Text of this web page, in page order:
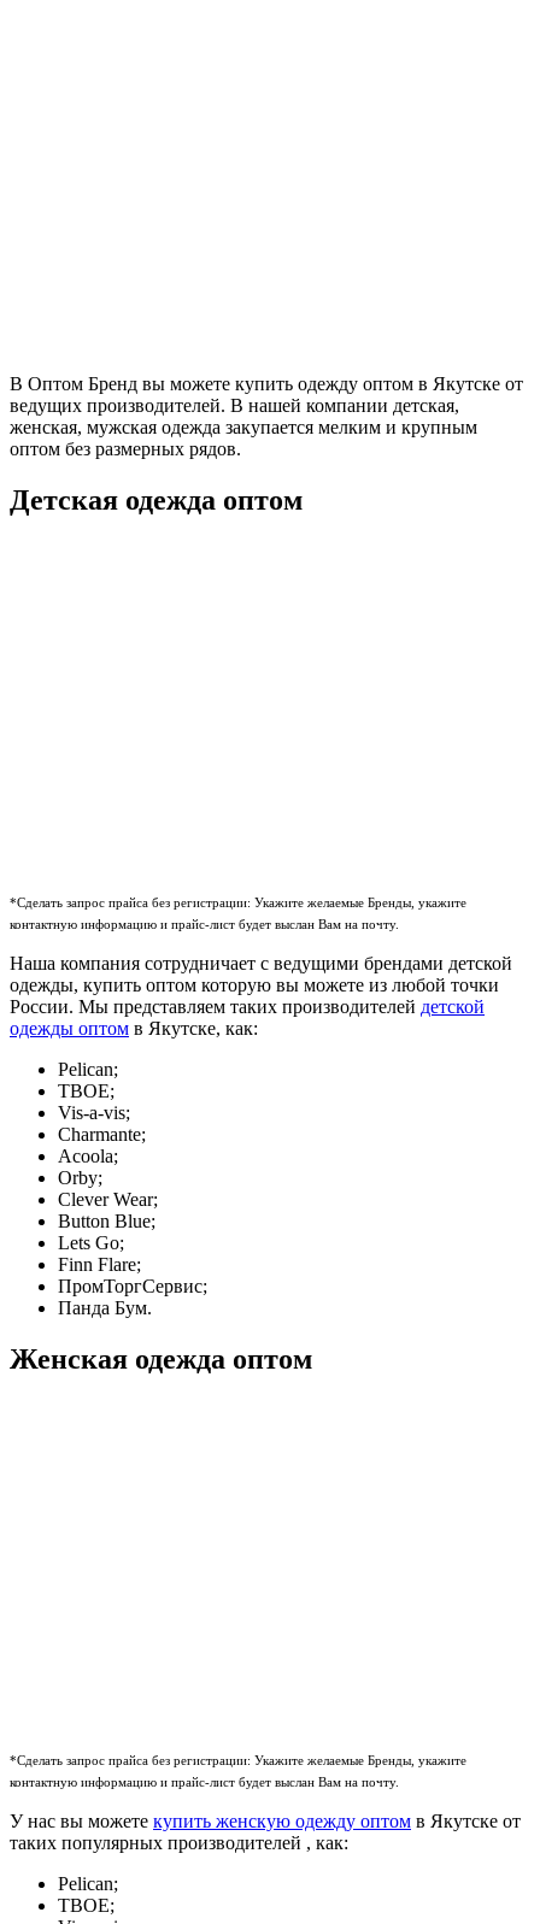
В Оптом Бренд вы можете купить одежду оптом в Якутске от
ведущих производителей. В нашей компании детская,
женская, мужская одежда закупается мелким и крупным
оптом без размерных рядов.
Детская одежда оптом
*Сделать запрос прайса без регистрации: Укажите желаемые Бренды, укажите
контактную информацию и прайс-лист будет выслан Вам на почту.
Наша компания сотрудничает с ведущими брендами детской
одежды, купить оптом которую вы можете из любой точки
России. Мы представляем таких производителей детской
одежды оптом в Якутске, как:
Pelican;
ТВОЕ;
Vis-a-vis;
Charmante;
Acoola;
Orby;
Clever Wear;
Button Blue;
Lets Go;
Finn Flare;
ПромТоргСервис;
Панда Бум.
Женская одежда оптом
*Сделать запрос прайса без регистрации: Укажите желаемые Бренды, укажите
контактную информацию и прайс-лист будет выслан Вам на почту.
У нас вы можете купить женскую одежду оптом в Якутске от
таких популярных производителей , как:
Pelican;
ТВОЕ;